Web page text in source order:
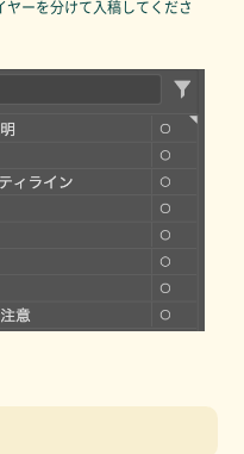
ーを分けて入稿してくださ